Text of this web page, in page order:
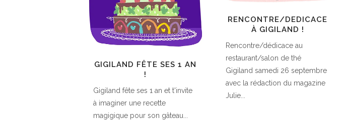
GIGILAND FÊTE SES 1 AN
!
Gigiland fête ses 1 an et t'invite
à imaginer une recette
magigique pour son gâteau...
RENCONTRE/DEDICACE
À GIGILAND !
Rencontre/dédicace au
restaurant/salon de thé
Gigiland samedi 26 septembre
avec la rédaction du magazine
Julie...